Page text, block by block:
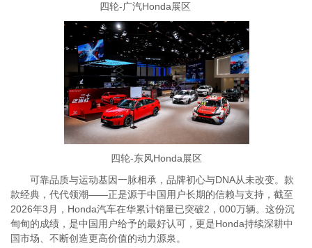
四轮-广汽Honda展区
四轮-东风Honda展区
可靠品质与运动基因一脉相承，品牌初心与DNA从未改变。款
款经典，代代领潮——正是源于中国用户长期的信赖与支持，截至
2026年3月，Honda汽车在华累计销量已突破2，000万辆。这份沉
甸甸的成绩，是中国用户给予的最好认可，更是Honda持续深耕中
国市场、不断创造更高价值的动力源泉。